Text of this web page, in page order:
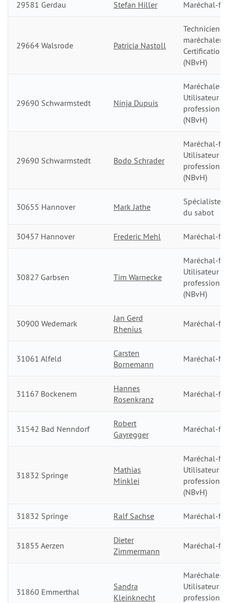
29581 Gerdau Stefan Hiller Maréchal-
29664 Walsrode Patricia Nastoll
maréchalerie
Certification
(NBvH)
29690 Schwarmstedt Ninja Dupuis
Maréchale-
Utilisateur
(NBvH)
29690 Schwarmstedt Bodo Schrader
Maréchal-
Utilisateur
(NBvH)
30655 Hannover Mark Jathe
Spécialiste
du sabot
30457 Hannover Frederic Mehl Maréchal-
30827 Garbsen Tim Warnecke
Maréchal-
Utilisateur
(NBvH)
30900 Wedemark
Jan Gerd
Rhenius
Maréchal-
31061 Alfeld
Carsten
Bornemann
Maréchal-
31167 Bockenem
Hannes
Rosenkranz
Maréchal-
31542 Bad Nenndorf
Robert
Gayregger
Maréchal-
31832 Springe
Mathias
Minklei
Maréchal-
Utilisateur
(NBvH)
31832 Springe Ralf Sachse Maréchal-
31855 Aerzen
Dieter
Zimmermann
Maréchal-
31860 Emmerthal
Sandra
Kleinknecht
Maréchale-
Utilisateur